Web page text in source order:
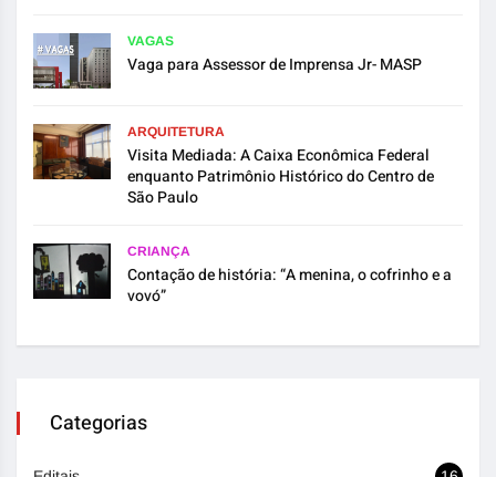
VAGAS
Vaga para Assessor de Imprensa Jr- MASP
ARQUITETURA
Visita Mediada: A Caixa Econômica Federal
enquanto Patrimônio Histórico do Centro de
São Paulo
CRIANÇA
Contação de história: “A menina, o cofrinho e a
vovó”
Categorias